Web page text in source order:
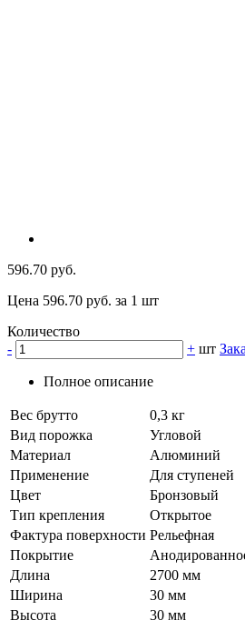
596.70 руб.
Цена 596.70 руб. за 1 шт
Количество
-
+ шт
Полное описание
Вес брутто
0,3 кг
Вид порожка
Угловой
Материал
Алюминий
Применение
Для ступеней
Цвет
Бронзовый
Тип крепления
Открытое
Фактура поверхности Рельефная
Покрытие
Длина
2700 мм
Ширина
30 мм
Высота
30 мм